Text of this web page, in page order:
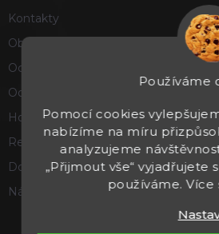
Používáme
Pomocí cookies
nabízíme na míru
analyzujeme
„Přijmout vše“ vyjadřujete
používáme. Více
Kontakty
Obchodní podmínky
Ochrana osobních údajů
Odstoupení od smlouvy
Hodnocení obchodu
Reklamace a vrácení zboží
Doprava a platba
Náš příběh